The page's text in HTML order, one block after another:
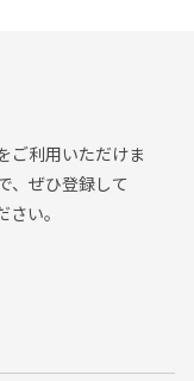
ご利用いただけま
、ぜひ登録して
い。